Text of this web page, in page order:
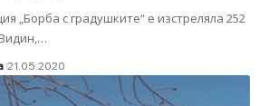
„Борба с градушките“ е изстреляла 252
…
21.05.2020